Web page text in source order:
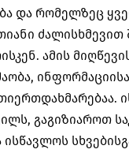
და რომელზეც
ამის
გაგიზიაროთ